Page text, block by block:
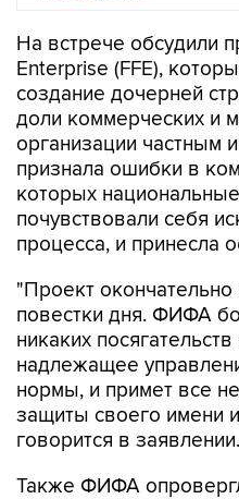
На встрече обсудили
Enterprise (FFE),
создание дочерней
доли коммерческих и
организации частным
признала ошибки в
которых
почувствовали себя
процесса, и принесла
"Проект окончательно
повестки дня. ФИФА
никаких
надлежащее
нормы, и примет все
защиты своего имени
говорится в заявлении.
Также ФИФА